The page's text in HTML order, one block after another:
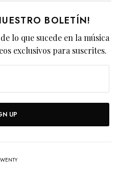
BOLETÍN!
lo que sucede en la música
exclusivos para suscrites.
UP